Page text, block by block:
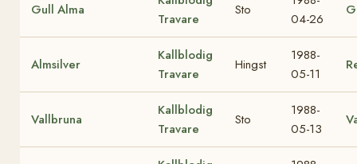
Gull Alma
Travare
Sto
04-26
Almsilver
Kallblodig
Travare
Hingst
1988-
05-11
Vallbruna
Kallblodig
Travare
Sto
1988-
05-13